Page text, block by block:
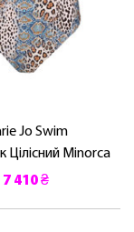
Jo Swim
Цілісний Minorca
7 410 ₴
НАС
НА